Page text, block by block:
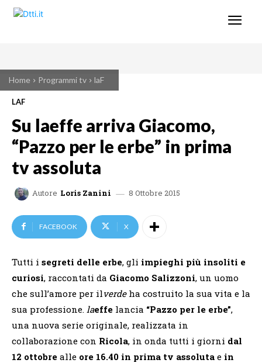
Home Programmi tv laF
LAF
Su laeffe arriva Giacomo,
“Pazzo per le erbe” in prima
tv assoluta
Autore Loris Zanini 8 Ottobre 2015
FACEBOOK X
Tutti i segreti delle erbe, gli impieghi più insoliti e
curiosi, raccontati da Giacomo Salizzoni, un uomo
che sull’amore per ilverdeha costruito la sua vita e la
sua professione. laeffe lancia “Pazzo per le erbe”,
una nuova serie originale, realizzata in
collaborazione con Ricola, in onda tutti i giorni dal
12 ottobre alle ore 16.40 in prima tv assoluta e in